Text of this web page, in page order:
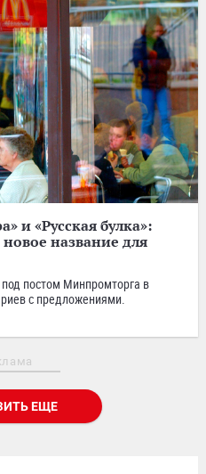
и «Русская булка»:
название для
под постом Минпромторга в
с предложениями.
ЕЩЕ